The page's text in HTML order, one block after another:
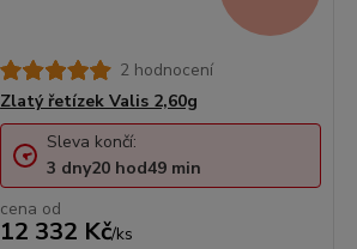
2 hodnocení
Zlatý řetízek Valis 2,60g
cena od
12 332 Kč/ks
Sleva končí:
3 dny20 hod49 min